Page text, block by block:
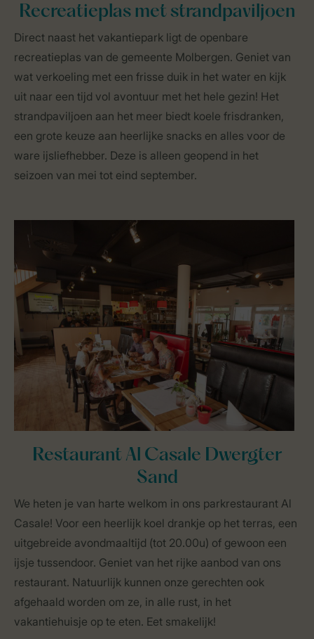
Recreatieplas met strandpaviljoen
Direct naast het vakantiepark ligt de openbare
recreatieplas van de gemeente Molbergen. Geniet van
wat verkoeling met een frisse duik in het water en kijk
uit naar een tijd vol avontuur met het hele gezin! Het
strandpaviljoen aan het meer biedt koele frisdranken,
een grote keuze aan heerlijke snacks en alles voor de
ware ijsliefhebber. Deze is alleen geopend in het
seizoen van mei tot eind september.
Restaurant Al Casale Dwergter
Sand
We heten je van harte welkom in ons parkrestaurant Al
Casale! Voor een heerlijk koel drankje op het terras, een
uitgebreide avondmaaltijd (tot 20.00u) of gewoon een
ijsje tussendoor. Geniet van het rijke aanbod van ons
restaurant. Natuurlijk kunnen onze gerechten ook
afgehaald worden om ze, in alle rust, in het
vakantiehuisje op te eten. Eet smakelijk!